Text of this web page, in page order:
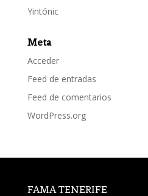
Yintónic
Meta
Acceder
Feed de entradas
Feed de comentarios
WordPress.org
FAMA TENERIFE